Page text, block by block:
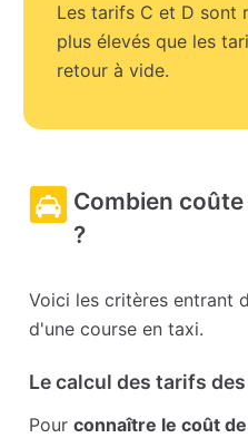
Les tarifs C et D sont
plus élevés que les
retour à vide.
Combien
?
Voici les critères entrant
d'une course en taxi.
Le calcul des tarifs
Pourconnaître le coût